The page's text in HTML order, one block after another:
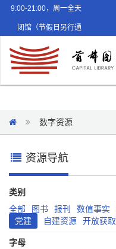
9:00-21:00，周一全天
闭馆（节假日另行通
数字资源
资源导航
类别
全部
图书 报刊 数值事实
党建
自建资源 开放获取
字母